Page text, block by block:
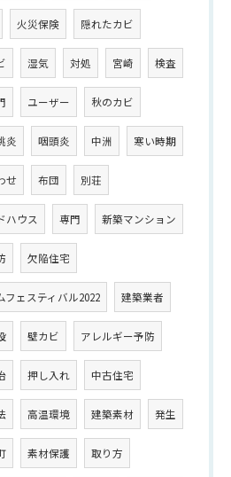
火災保険 隠れたカビ
湿気 対処 宮崎 検査
ユーザー 秋のカビ
炎 咽頭炎 中洲 寒い時期
せ 布団 別荘
ハウス 専門 新築マンション
欠陥住宅
フェスティバル2022 建築業者
壁カビ アレルギー予防
押し入れ 中古住宅
高温環境 建築素材 発生
素材保護 取り方